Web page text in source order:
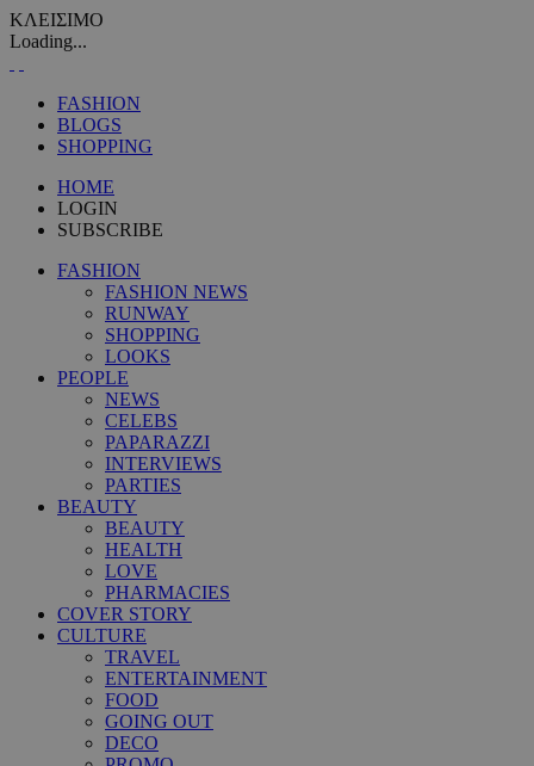
ΚΛΕΙΣΙΜΟ
Loading...
FASHION
BLOGS
SHOPPING
HOME
LOGIN
SUBSCRIBE
FASHION
FASHION NEWS
RUNWAY
SHOPPING
LOOKS
PEOPLE
NEWS
CELEBS
PAPARAZZI
INTERVIEWS
PARTIES
BEAUTY
BEAUTY
HEALTH
LOVE
PHARMACIES
COVER STORY
CULTURE
TRAVEL
ENTERTAINMENT
FOOD
GOING OUT
DECO